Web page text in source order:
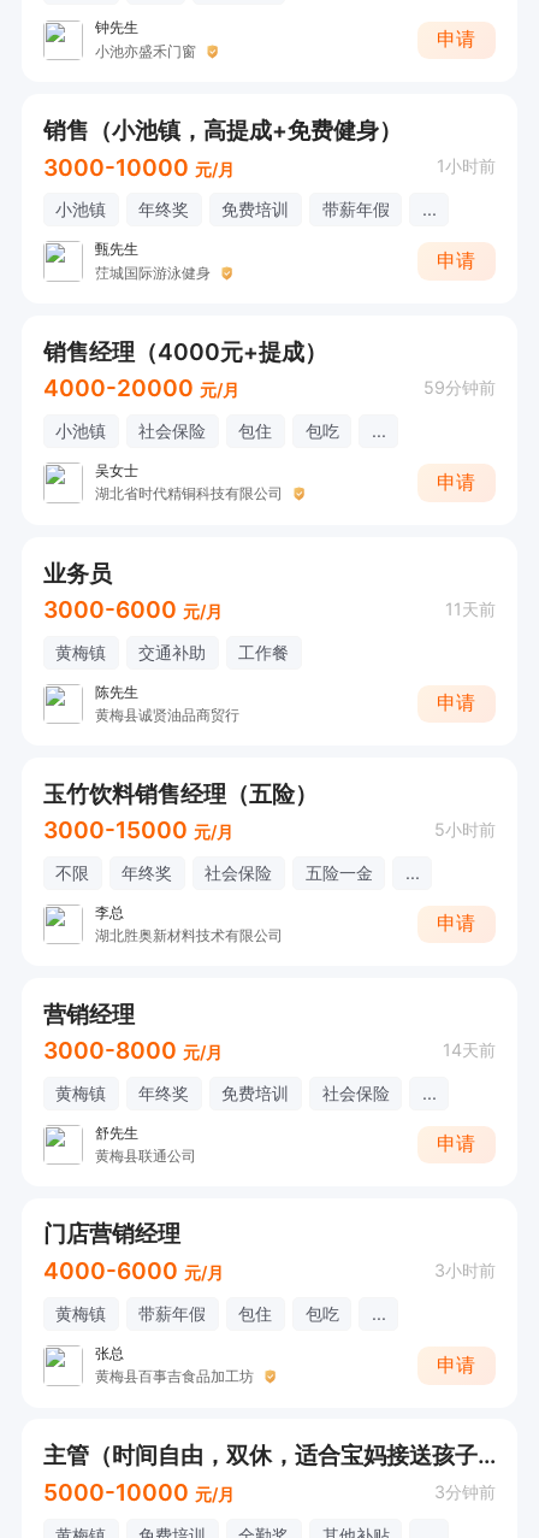
钟先生
小池亦盛禾门窗
申请
销售（小池镇，高提成+免费健身）
3000-10000 元/月 1小时前
小池镇 年终奖 免费培训 带薪年假 ...
甄先生
茳城国际游泳健身
申请
销售经理（4000元+提成）
4000-20000 元/月 59分钟前
小池镇 社会保险 包住 包吃 ...
吴女士
湖北省时代精铜科技有限公司
申请
业务员
3000-6000 元/月 11天前
黄梅镇 交通补助 工作餐
陈先生
黄梅县诚贤油品商贸行
申请
玉竹饮料销售经理（五险）
3000-15000 元/月 5小时前
不限 年终奖 社会保险 五险一金 ...
李总
湖北胜奥新材料技术有限公司
申请
营销经理
3000-8000 元/月 14天前
黄梅镇 年终奖 免费培训 社会保险 ...
舒先生
黄梅县联通公司
申请
门店营销经理
4000-6000 元/月 3小时前
黄梅镇 带薪年假 包住 包吃 ...
张总
黄梅县百事吉食品加工坊
申请
主管（时间自由，双休，适合宝妈接送孩子）
5000-10000 元/月 3分钟前